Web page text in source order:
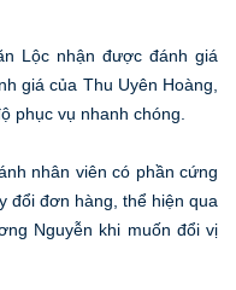
Lộc nhận được đánh giá
giá của Thu Uyên Hoàng,
phục vụ nhanh chóng.
nhân viên có phần cứng
đổi đơn hàng, thể hiện qua
Nguyễn khi muốn đổi vị